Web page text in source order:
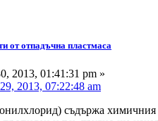
от отпадъчна пластмаса
2013, 01:41:31 pm »
2013, 07:22:48 am
съдържа